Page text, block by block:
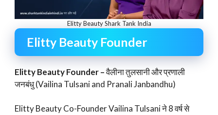
Elitty Beauty Shark Tank India
Elitty Beauty Founder
Elitty Beauty Founder –वैलीना तुलसानी और प्रणाली
जनबंधु (Vailina Tulsani and Pranali Janbandhu)
Elitty Beauty Co-Founder Vailina Tulsani ने 8 वर्ष से